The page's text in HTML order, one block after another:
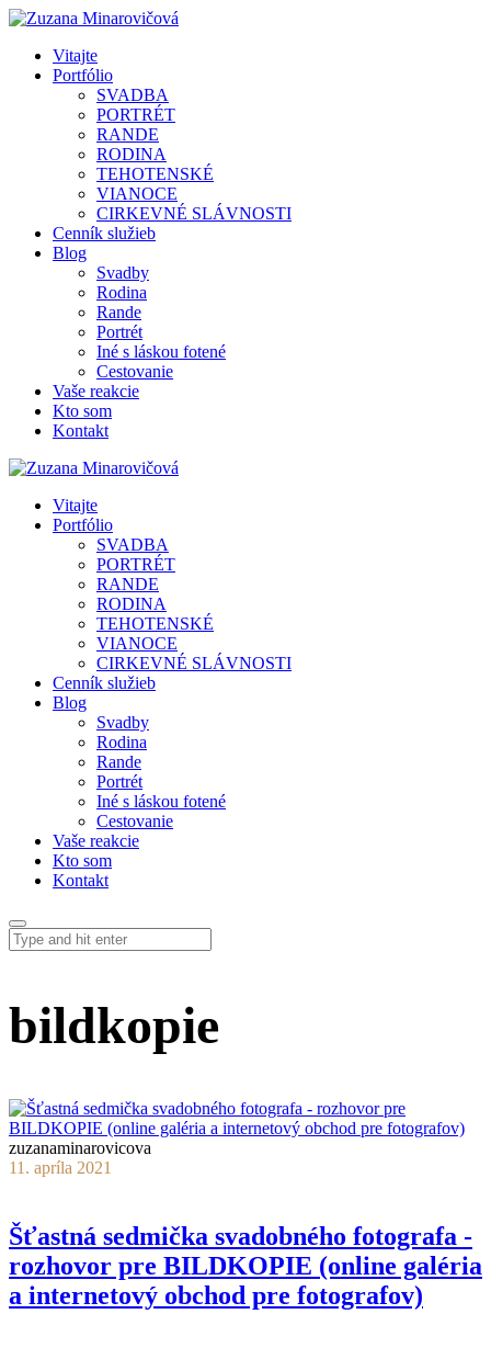
Vitajte
Portfólio
SVADBA
PORTRÉT
RANDE
RODINA
TEHOTENSKÉ
VIANOCE
CIRKEVNÉ SLÁVNOSTI
Cenník služieb
Blog
Svadby
Rodina
Rande
Portrét
Iné s láskou fotené
Cestovanie
Vaše reakcie
Kto som
Kontakt
Vitajte
Portfólio
SVADBA
PORTRÉT
RANDE
RODINA
TEHOTENSKÉ
VIANOCE
CIRKEVNÉ SLÁVNOSTI
Cenník služieb
Blog
Svadby
Rodina
Rande
Portrét
Iné s láskou fotené
Cestovanie
Vaše reakcie
Kto som
Kontakt
bildkopie
zuzanaminarovicova
11. apríla 2021
Šťastná sedmička svadobného fotografa -
rozhovor pre BILDKOPIE (online galéria
a internetový obchod pre fotografov)